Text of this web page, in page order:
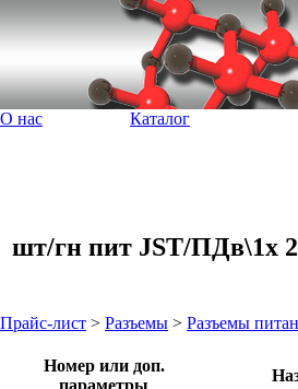
О нас Каталог
шт/гн пит JST/ПДв\1x
Прайс-лист > Разъемы > Разъемы
Номер или доп.
параметры